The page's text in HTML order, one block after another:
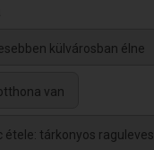
külvárosban élne
van
étele: tárkonyos raguleves